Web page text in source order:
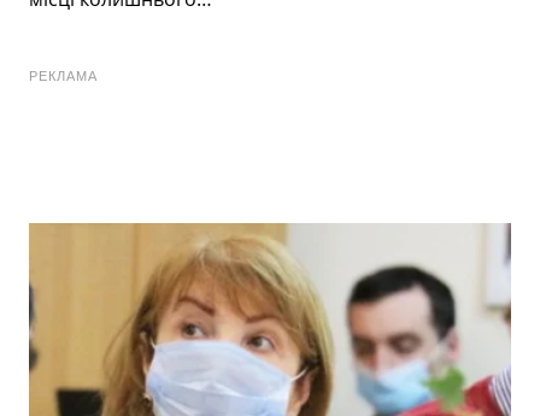
РЕКЛАМА